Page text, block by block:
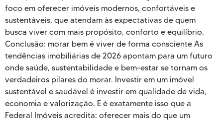
foco em oferecer imóveis modernos, confortáveis e
sustentáveis, que atendam às expectativas de quem
busca viver com mais propósito, conforto e equilíbrio.
Conclusão: morar bem é viver de forma consciente As
tendências imobiliárias de 2026 apontam para um futuro
onde saúde, sustentabilidade e bem-estar se tornam os
verdadeiros pilares do morar. Investir em um imóvel
sustentável e saudável é investir em qualidade de vida,
economia e valorização. E é exatamente isso que a
Federal Imóveis acredita: oferecer mais do que um